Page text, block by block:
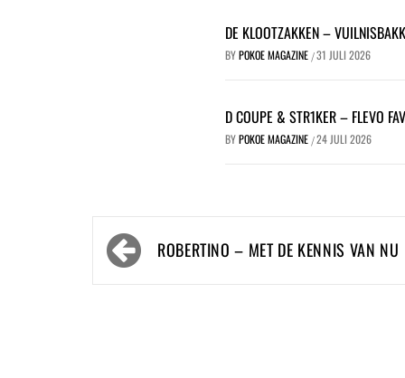
DE KLOOTZAKKEN –
BYPOKOE MAGAZINE /31 JULI 2026
D COUPE & STR1KER – FLEVO
BYPOKOE MAGAZINE /24 JULI 2026
Bericht
navigatieROBERTINO – MET DE KENNIS VAN NU